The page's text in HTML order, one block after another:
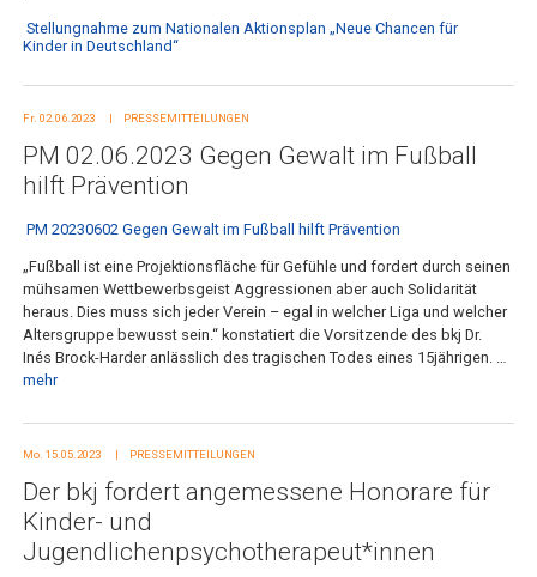
Stellungnahme zum Nationalen Aktionsplan „Neue Chancen für
Kinder in Deutschland“
Fr. 02.06.2023 PRESSEMITTEILUNGEN
PM 02.06.2023 Gegen Gewalt im Fußball
hilft Prävention
PM 20230602 Gegen Gewalt im Fußball hilft Prävention
„Fußball ist eine Projektionsfläche für Gefühle und fordert durch seinen
mühsamen Wettbewerbsgeist Aggressionen aber auch Solidarität
heraus. Dies muss sich jeder Verein – egal in welcher Liga und welcher
Altersgruppe bewusst sein.“ konstatiert die Vorsitzende des bkj Dr.
Inés Brock-Harder anlässlich des tragischen Todes eines 15jährigen. …
mehr
Mo. 15.05.2023 PRESSEMITTEILUNGEN
Der bkj fordert angemessene Honorare für
Kinder- und
Jugendlichenpsychotherapeut*innen